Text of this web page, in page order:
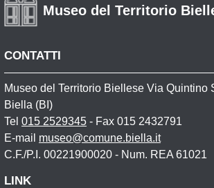
Museo del Territorio
CONTATTI
Museo del Territorio Biellese Via Quintino
Biella (BI)
Tel 015 2529345 - Fax 015 2432791
E-mail museo@comune.biella.it
C.F./P.I. 00221900020 - Num. REA 61021
LINK